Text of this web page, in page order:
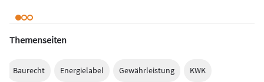
Themenseiten
Baurecht Energielabel Gewährleistung KWK